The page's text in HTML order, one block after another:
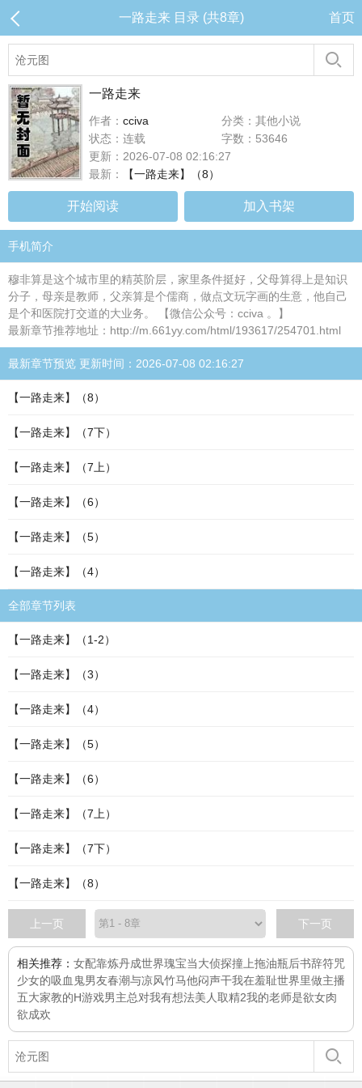
一路走来 目录 (共8章) 首页
一路走来
作者： cciva
分类：其他小说
状态：连载
字数：53646
更新：2026-07-08 02:16:27
最新：
【一路走来】（8）
开始阅读 加入书架
手机简介
穆非算是这个城市里的精英阶层，家里条件挺好，父母算得上是知识
分子，母亲是教师，父亲算是个儒商，做点文玩字画的生意，他自己
是个和医院打交道的大业务。 【微信公众号：cciva 。】
最新章节推荐地址：http://m.661yy.com/html/193617/254701.html
最新章节预览 更新时间：2026-07-08 02:16:27
【一路走来】（8）
【一路走来】（7下）
【一路走来】（7上）
【一路走来】（6）
【一路走来】（5）
【一路走来】（4）
全部章节列表
【一路走来】（1-2）
【一路走来】（3）
【一路走来】（4）
【一路走来】（5）
【一路走来】（6）
【一路走来】（7上）
【一路走来】（7下）
【一路走来】（8）
上一页 下一页
相关推荐： 女配靠炼丹成世界瑰宝当大侦探撞上拖油瓶后书辞符咒
少女的吸血鬼男友春潮与凉风竹马他闷声干我在羞耻世界里做主播
五大家教的H游戏男主总对我有想法美人取精2我的老师是欲女肉
欲成欢